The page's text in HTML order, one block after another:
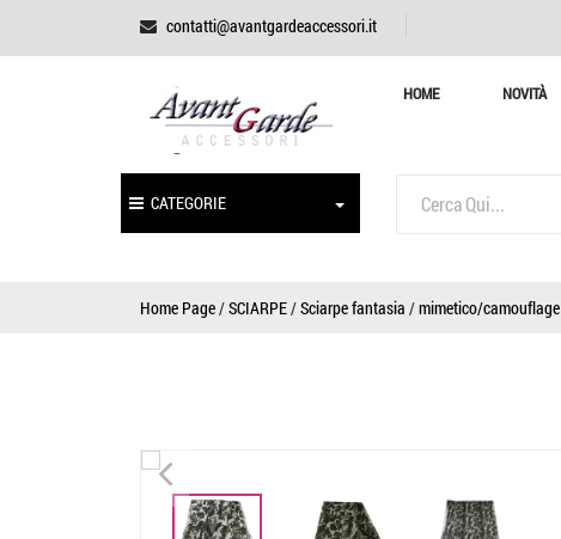
contatti@avantgardeaccessori.it
HOME NOVITÀ
CATEGORIE
Home Page/SCIARPE/Sciarpe fantasia /mimetico/camouflage
<